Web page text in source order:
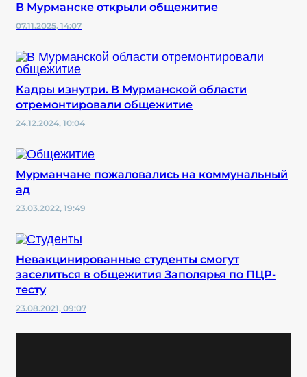
В Мурманске открыли общежитие
07.11.2025, 14:07
Кадры изнутри. В Мурманской области
отремонтировали общежитие
24.12.2024, 10:04
Мурманчане пожаловались на коммунальный
ад
23.03.2022, 19:49
Невакцинированные студенты смогут
заселиться в общежития Заполярья по ПЦР-
тесту
23.08.2021, 09:07